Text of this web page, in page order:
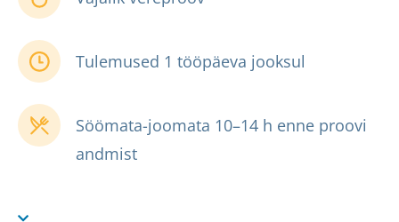
Tulemused 1 tööpäeva jooksul
Söömata-joomata 10–14 h enne proovi
andmist